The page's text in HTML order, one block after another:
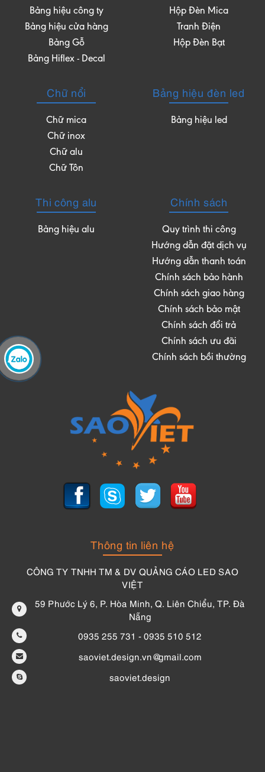
Bảng hiệu công ty
Bảng hiệu cửa hàng
Bảng Gỗ
Bảng Hiflex - Decal
Hộp Đèn Mica
Tranh Điện
Hộp Đèn Bạt
Chữ nổi
Chữ mica
Chữ inox
Chữ alu
Chữ Tôn
Bảng hiệu đèn led
Bảng hiệu led
Thi công alu
Bảng hiệu alu
Chính sách
Quy trình thi công
Hướng dẫn đặt dịch vụ
Hướng dẫn thanh toán
Chính sách bảo hành
Chính sách giao hàng
Chính sách bảo mật
Chính sách đổi trả
Chính sách ưu đãi
Chính sách bồi thường
Thông tin liên hệ
CÔNG TY TNHH TM & DV QUẢNG CÁO LED SAO
VIỆT
59 Phước Lý 6, P. Hòa Minh, Q. Liên Chiểu, TP. Đà
Nẵng
0935 255 731 - 0935 510 512
saoviet.design.vn@gmail.com
saoviet.design